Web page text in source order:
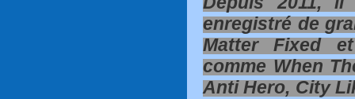
enregistré de
Matter Fixed
comme When
Anti Hero, City